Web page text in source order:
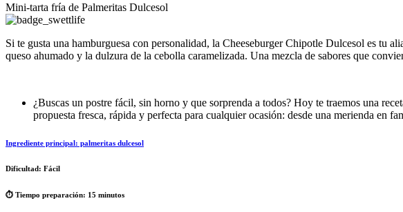
Mini‑tarta fría de Palmeritas Dulcesol
Si te gusta una hamburguesa con personalidad, la Cheeseburger Chipotle Dulcesol es tu
queso ahumado y la dulzura de la cebolla caramelizada. Una mezcla de sabores que
¿Buscas un postre fácil, sin horno y que sorprenda a todos? Hoy te traemos una
propuesta fresca, rápida y perfecta para cualquier ocasión: desde una merienda en
Ingrediente principal: palmeritas dulcesol
Dificultad: Fácil
⏱️ Tiempo preparación: 15 minutos